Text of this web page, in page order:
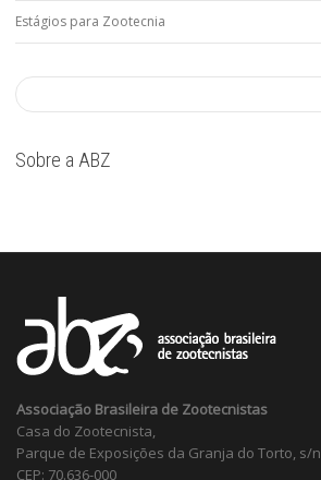
Estágios para Zootecnia
Sobre a ABZ
Associação Brasileira de Zootecnistas
Casa do Zootecnista,
Parque de Exposições da Granja do Torto, s/n
CEP: 70.636-000